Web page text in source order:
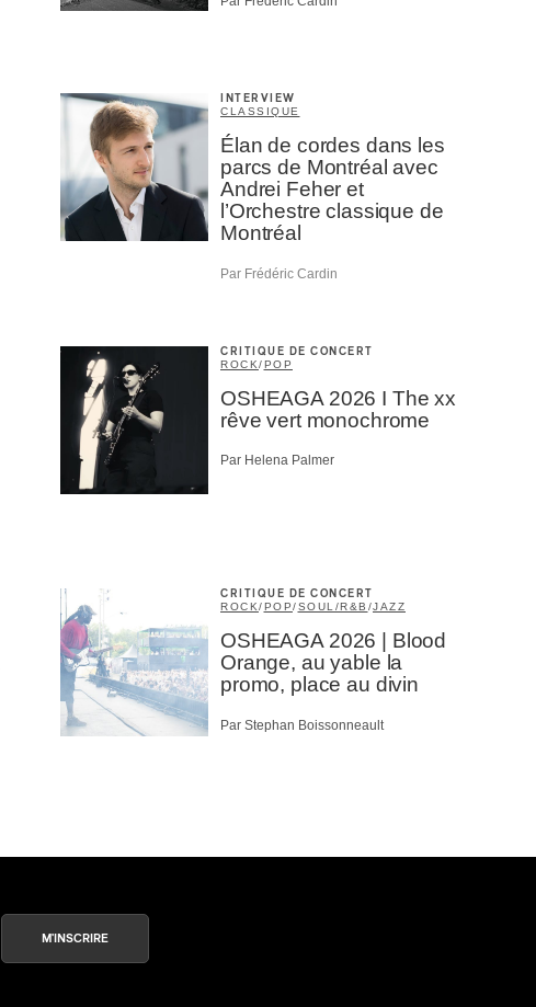
INTERVIEW
CLASSIQUE
Élan de cordes dans les
parcs de Montréal avec
Andrei Feher et
l’Orchestre classique de
Montréal
Par Frédéric Cardin
CRITIQUE DE CONCERT
ROCK/POP
OSHEAGA 2026 I The xx
rêve vert monochrome
Par Helena Palmer
CRITIQUE DE CONCERT
ROCK/POP/SOUL/R&B /JAZZ
OSHEAGA 2026 | Blood
Orange, au yable la
promo, place au divin
Par Stephan Boissonneault
M'INSCRIRE